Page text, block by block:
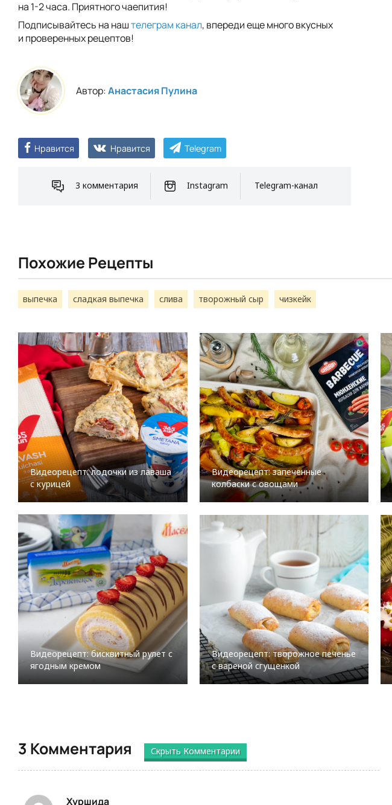
на 1-2 часа. Приятного чаепития!
Подписывайтесь на наштелеграм канал, впереди еще много вкусных
и проверенных рецептов!
Автор:Анастасия Пулина
Нравится Нравится Telegram
3 комментария Instagram Telegram-канал
Похожие Рецепты
выпечка сладкая выпечка слива творожный сыр чизкейк
Видеорецепт: лодочки из лаваша
с курицей
Видеорецепт: запеченные
колбаски с овощами
Видеорецепт: бисквитный рулет с
ягодным кремом
Видеорецепт: творожное печенье
с вареной сгущенкой
3 Комментария Скрыть Комментарии
Хуршида